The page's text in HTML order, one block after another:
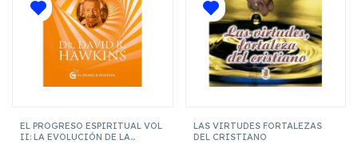
EL PROGRESO ESPIRITUAL VOL
II: LA EVOLUCIÓN DE LA
LAS VIRTUDES FORTALEZAS
DEL CRISTIANO